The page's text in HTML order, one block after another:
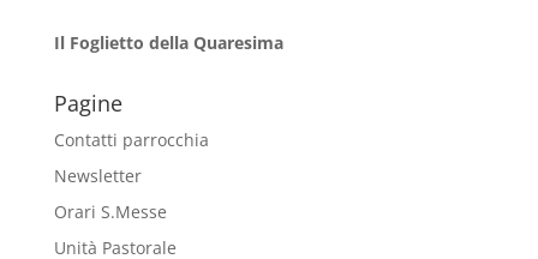
Il Foglietto della Quaresima
Pagine
Contatti parrocchia
Newsletter
Orari S.Messe
Unità Pastorale